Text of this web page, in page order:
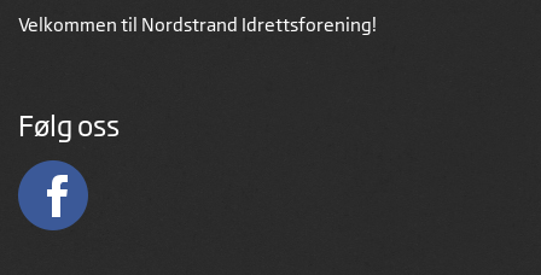
Velkommen til Nordstrand Idrettsforening!
Følg oss